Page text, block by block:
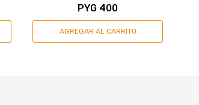
PYG 400